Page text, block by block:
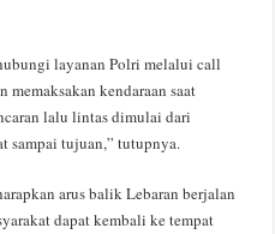
layanan Polri melalui call
memaksakan kendaraan saat
lalu lintas dimulai dari
sampai tujuan,” tutupnya.
arus balik Lebaran berjalan
dapat kembali ke tempat